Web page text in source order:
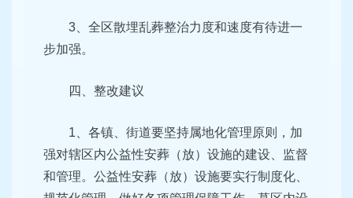
3、全区散埋乱葬整治力度和速度有待进一
步加强。
四、整改建议
1、各镇、街道要坚持属地化管理原则，加
强对辖区内公益性安葬（放）设施的建设、监督
和管理。公益性安葬（放）设施要实行制度化、